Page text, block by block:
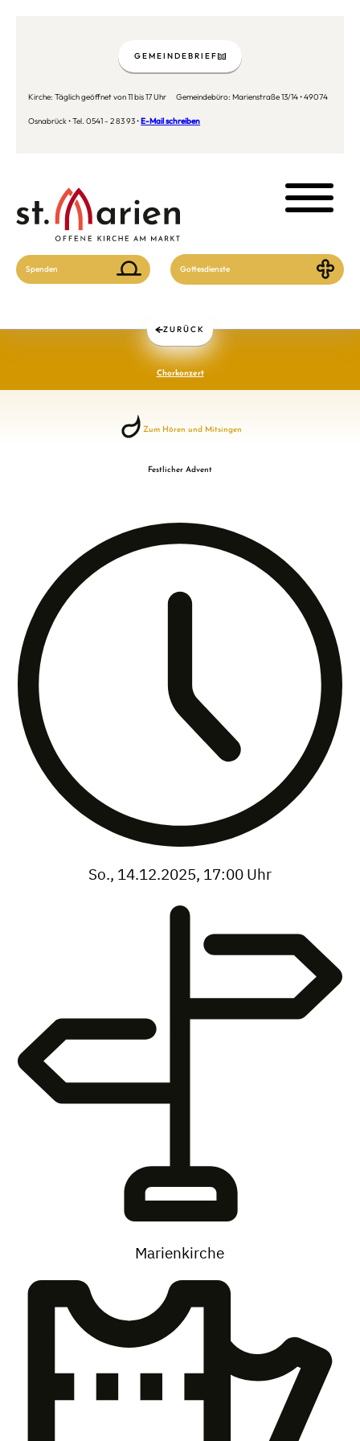
Kirche: Täglich geöffnet von 11 bis 17 Uhr Gemeindebüro: Marienstraße 13/14 • 49074
Osnabrück • Tel. 0541 - 2 83 93 •E-Mail schreiben
GEMEINDEBRIEF
Spenden Gottesdienste
ZURÜCK
Zum Hören und Mitsingen
Festlicher Advent
Chorkonzert
So., 14.12.2025, 17:00 Uhr
Marienkirche